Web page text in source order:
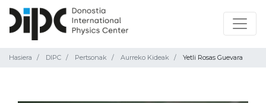
Hasiera DIPC Pertsonak Aurreko Kideak Yetli Rosas Guevara